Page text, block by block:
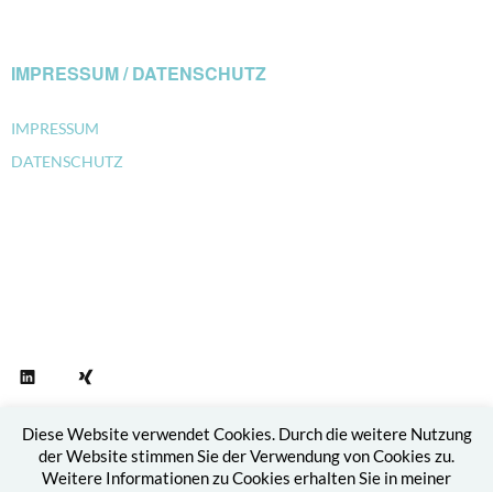
IMPRESSUM / DATENSCHUTZ
IMPRESSUM
DATENSCHUTZ
Proudly powered byWordPress. Theme: Moka vonElmastudio
Diese Website verwendet Cookies. Durch die weitere Nutzung
der Website stimmen Sie der Verwendung von Cookies zu.
Weitere Informationen zu Cookies erhalten Sie in meiner